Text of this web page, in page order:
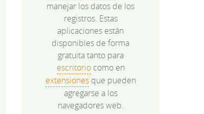
manejar los datos de los
registros. Estas
aplicaciones están
disponibles de forma
gratuita tanto para
escritoriocomo en
extensionesque pueden
agregarse a los
navegadores web.